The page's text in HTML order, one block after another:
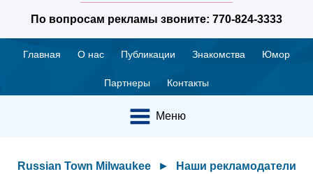
По вопросам рекламы звоните: 770-824-3333
Главная О нас Публикации Знакомства Юмор
Партнеры Контакты
Меню
Russian Town Milwaukee ►
Наши рекламодатели